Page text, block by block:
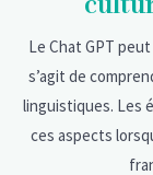
Le Chat GPT
s’agit de
linguistiques. Les
ces aspects